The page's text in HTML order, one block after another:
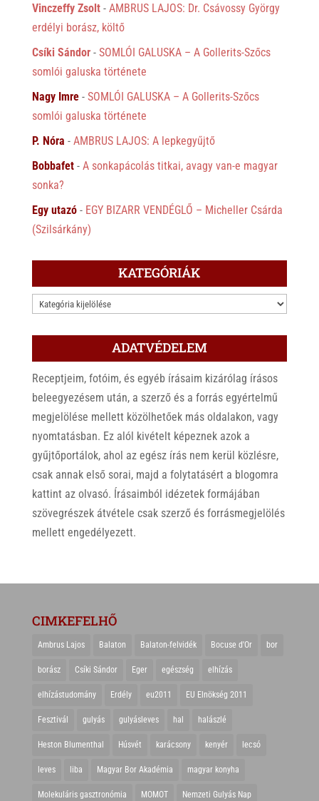
Vinczeffy Zsolt- AMBRUS LAJOS: Dr. Csávossy György
erdélyi borász, költő
Csíki Sándor- SOMLÓI GALUSKA – A Gollerits-Szőcs
somlói galuska története
Nagy Imre- SOMLÓI GALUSKA – A Gollerits-Szőcs
somlói galuska története
P. Nóra - AMBRUS LAJOS: A lepkegyűjtő
Bobbafet- A sonkapácolás titkai, avagy van-e magyar
sonka?
Egy utazó- EGY BIZARR VENDÉGLŐ – Micheller Csárda
(Szilsárkány)
KATEGÓRIÁK
KATEGÓRIÁK
ADATVÉDELEM
Receptjeim, fotóim, és egyéb írásaim kizárólag írásos
beleegyezésem után, a szerző és a forrás egyértelmű
megjelölése mellett közölhetőek más oldalakon, vagy
nyomtatásban. Ez alól kivételt képeznek azok a
gyűjtőportálok, ahol az egész írás nem kerül közlésre,
csak annak első sorai, majd a folytatásért a blogomra
kattint az olvasó. Írásaimból idézetek formájában
szövegrészek átvétele csak szerző és forrásmegjelölés
mellett engedélyezett.
CIMKEFELHŐ
Ambrus Lajos Balaton Balaton-felvidék Bocuse d'Or bor
borász Csíki Sándor Eger egészség elhízás
elhízástudomány Erdély eu2011 EU Elnökség 2011
Fesztivál gulyás gulyásleves hal halászlé
Heston Blumenthal Húsvét karácsony kenyér lecsó
leves liba Magyar Bor Akadémia magyar konyha
Molekuláris gasztronómia MOMOT Nemzeti Gulyás Nap